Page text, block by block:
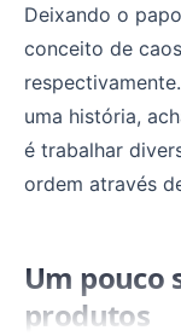
Deixando o
conceito de
uma história,
é trabalhar
ordem através
Um pouco
produtos